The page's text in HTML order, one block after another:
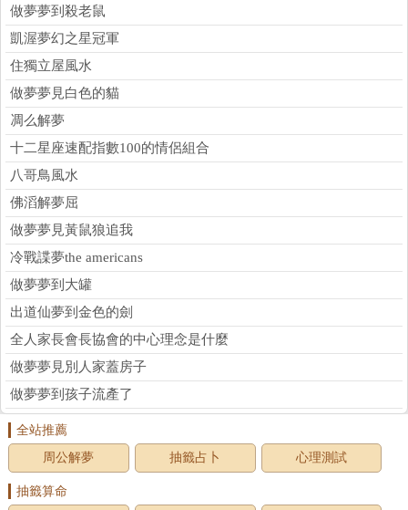
做夢夢到殺老鼠
凱渥夢幻之星冠軍
住獨立屋風水
做夢夢見白色的貓
凋么解夢
十二星座速配指數100的情侶組合
八哥鳥風水
佛滔解夢屈
做夢夢見黃鼠狼追我
冷戰諜夢the americans
做夢夢到大罐
出道仙夢到金色的劍
全人家長會長協會的中心理念是什麼
做夢夢見別人家蓋房子
做夢夢到孩子流產了
全站推薦
周公解夢
抽籤占卜 心理測試
抽籤算命